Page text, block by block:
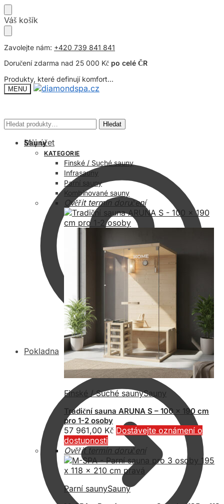
Přeskočit
na
Přeskočit
na
Váš košík
Zavolejte nám: +420 739 841 841
Doručení zdarma nad 25 000 Kč po celé ČR
Produkty, které definují komfort...
MENU
Hledat: Hledat
Můj účet
Pokladna
Hledat: Hledat
Sauny
KATEGORIE
Finské / Suché sauny
Infrasauny
Parní sauny
Kombinované sauny
Ověřit termín doručení
Finské / Suché saunySauny
Tradiční sauna ARUNA S – 100 x 190 cm
pro 1-2 osoby
57 961,00 Kč Dostávejte oznámení o
dostupnosti
Ověřit termín doručení
Parní saunySauny